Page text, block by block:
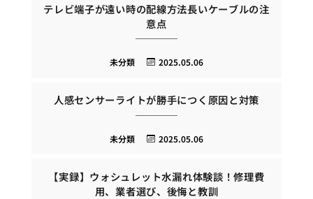
テレビ端子が遠い時の配線方法長いケーブルの注
意点
2025.05.06
未分類
人感センサーライトが勝手につく原因と対策
2025.05.06
未分類
【実録】ウォシュレット水漏れ体験談！修理費
用、業者選び、後悔と教訓